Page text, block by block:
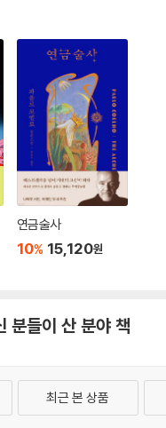
연금술사
10% 15,120원
분들이 산 분야 책
최근 본 상품